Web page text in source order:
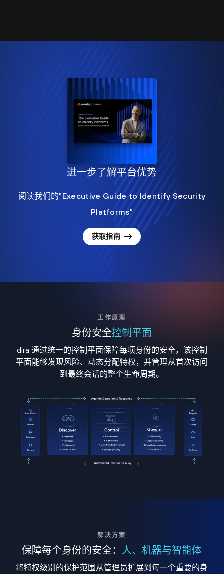
进一步了解平台优势
阅读我们的"Executive Guide to Identify Security
Platforms"
获取指南
工作原理
身份安全控制平面
dira 通过统一的控制平面保障每项身份的安全，该控制
平面能够发现风险、动态分配特权，并管理从首次访问
到最终会话的整个生命周期。
解决方案
保障每个身份的安全： 人、机器与智能体
将特权级别的保护范围从管理员扩展到每一个重要的身